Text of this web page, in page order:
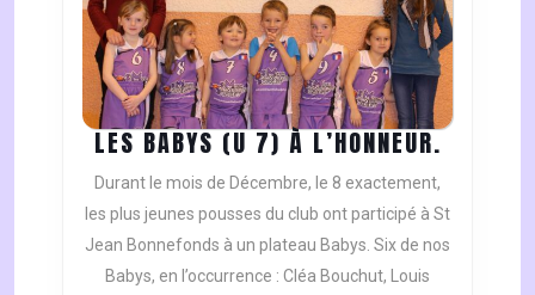
LES BABYS (U 7) À L’HONNEUR.LES
(U
7)
À
Durant le mois de Décembre, le 8 exactement,
les plus jeunes pousses du club ont participé à St
Jean Bonnefonds à un plateau Babys. Six de nos
Babys, en l’occurrence : Cléa Bouchut, Louis